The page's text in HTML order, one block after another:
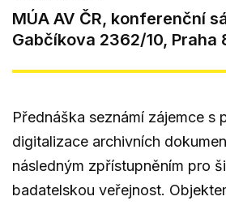
MÚA AV ČR, konferenční
Gabčíkova 2362/10, Praha
Přednáška seznámí zájemce s
digitalizace archivních
následným zpřístupněním pro
badatelskou veřejnost.